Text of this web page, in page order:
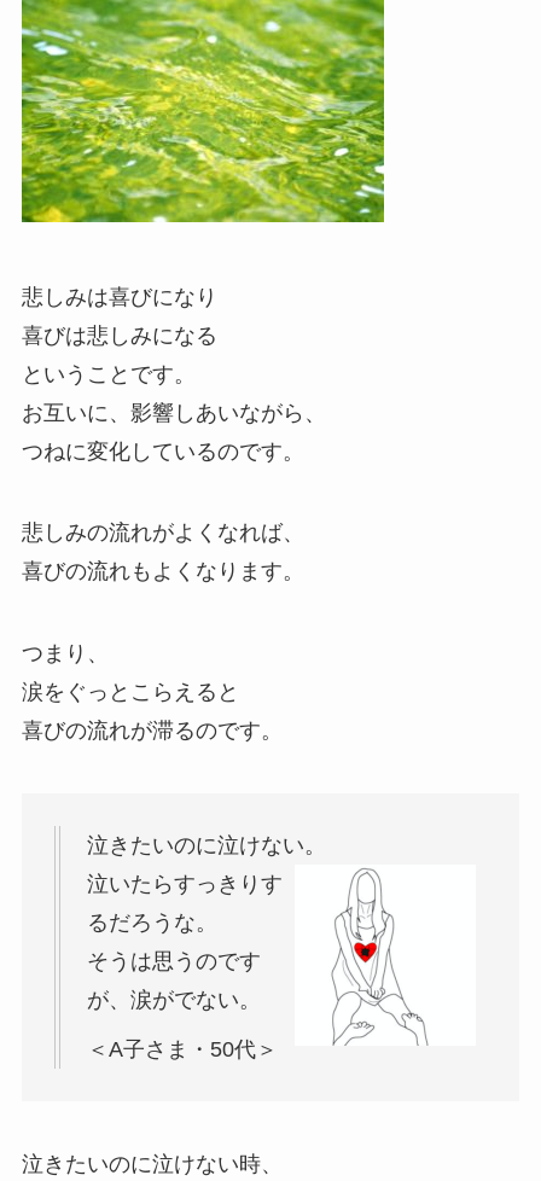
悲しみは喜びになり
喜びは悲しみになる
ということです。
お互いに、影響しあいながら、
つねに変化しているのです。
悲しみの流れがよくなれば、
喜びの流れもよくなります。
つまり、
涙をぐっとこらえると
喜びの流れが滞るのです。
泣きたいのに泣けない。
泣いたらすっきりす
るだろうな。
そうは思うのです
が、涙がでない。
＜A子さま・50代＞
泣きたいのに泣けない時、